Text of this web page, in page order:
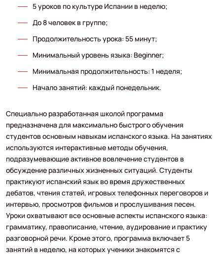
5 уроков по культуре Испании в неделю;
До 8 человек в группе;
Продолжительность урока: 55 минут;
Минимальный уровень языка: Beginner;
Минимальная продолжительность: 1 неделя;
Начало занятий: каждый понедельник.
Специально разработанная школой программа
предназначена для максимально быстрого обучения
студентов основным навыкам испанского языка. На занятиях
используются интерактивные методы обучения,
подразумевающие активное вовлечение студентов в
обсуждение различных жизненных ситуаций. Студенты
практикуют испанский язык во время дружественных
дебатов, чтения статей, игровых телефонных переговоров и
интервью, просмотров фильмов и прослушивания песен.
Уроки охватывают все основные аспекты испанского языка:
грамматику, правописание, чтение, аудирование и практику
разговорной речи. Кроме этого, программа включает 5
занятий в неделю, на которых ученики знакомятся с